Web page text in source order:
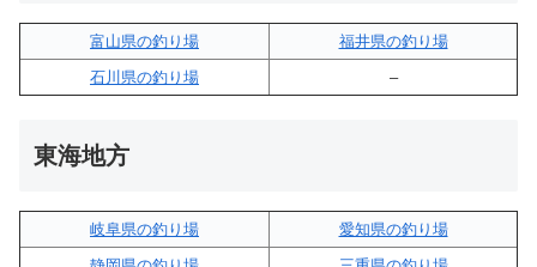
富山県の釣り場
福井県の釣り場
石川県の釣り場
–
東海地方
岐阜県の釣り場
愛知県の釣り場